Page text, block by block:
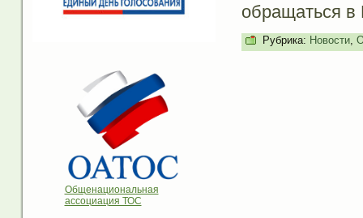
Общенациональная
ассоциация ТОС
обращаться в
Рубрика: Новости,